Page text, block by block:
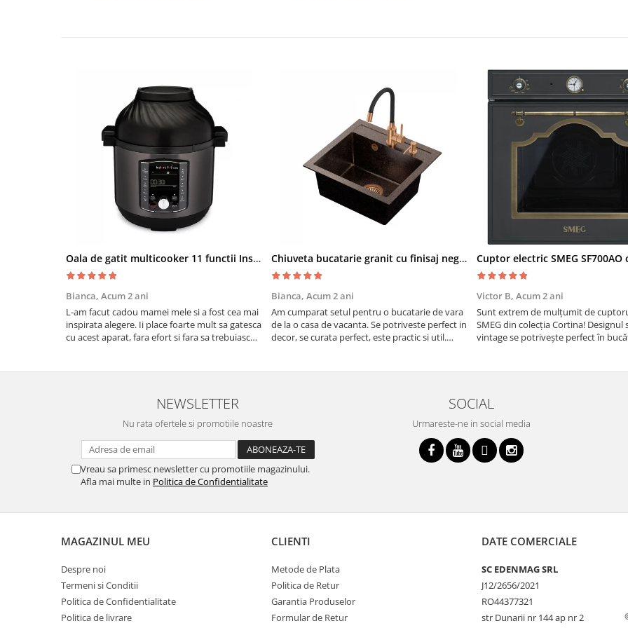
Oala de gatit multicooker 11 functii Instant Pot Pro Crisp 8 + Air Fryer 7.6 lt
Bianca, Acum 2 ani
L-am facut cadou mamei mele si a fost cea mai
inspirata alegere. Ii place foarte mult sa gatesca
cu acest aparat, fara efort si fara sa trebuiasca
Chiuveta bucatarie granit cu finisaj negru perlat/cupru Steingran Art Copper cu dozator si baterie Quadron
Bianca, Acum 2 ani
Am cumparat setul pentru o bucatarie de vara
de la o casa de vacanta. Se potriveste perfect in
decor, se curata perfect, este practic si util.
Victor B, Acum 2 ani
Sunt extrem de mulțumit de
SMEG din colecția Cortina! Designul
vintage se potrivește perfect în
NEWSLETTER
Nu rata ofertele si promotiile noastre
Vreau sa primesc newsletter cu promotiile magazinului.
Afla mai multe in Politica de Confidentialitate
SOCIAL
Urmareste-ne in social media
MAGAZINUL MEU
Despre noi
Termeni si Conditii
Politica de Confidentialitate
Politica de livrare
CLIENTI
Metode de Plata
Politica de Retur
Garantia Produselor
Formular de Retur
DATE COMERCIALE
SC EDENMAG SRL
J12/2656/2021
RO44377321
str Dunarii nr 144 ap nr 2